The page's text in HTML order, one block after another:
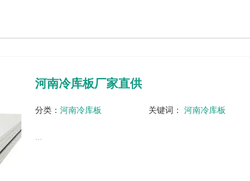
河南冷库板厂家直供
分类：河南冷库板 关键词： 河南冷库板
...